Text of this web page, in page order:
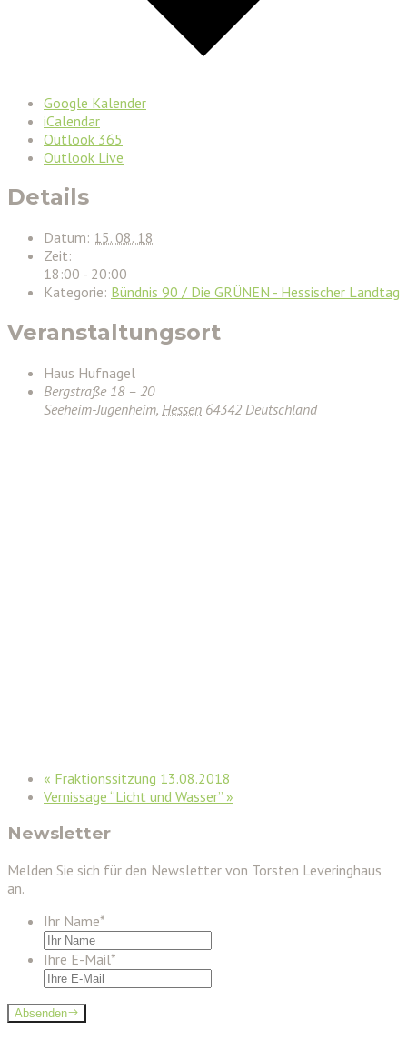
Google Kalender
iCalendar
Outlook 365
Outlook Live
Details
Datum: 15. 08. 18
Zeit:
18:00 - 20:00
Kategorie: Bündnis 90 / Die GRÜNEN - Hessischer Landtag
Veranstaltungsort
Haus Hufnagel
Bergstraße 18 – 20
Seeheim-Jugenheim, Hessen 64342 Deutschland
« Fraktionssitzung 13.08.2018
Vernissage “Licht und Wasser” »
Newsletter
Melden Sie sich für den Newsletter von Torsten Leveringhaus
an.
Ihr Name*
Ihre E-Mail*
Absenden